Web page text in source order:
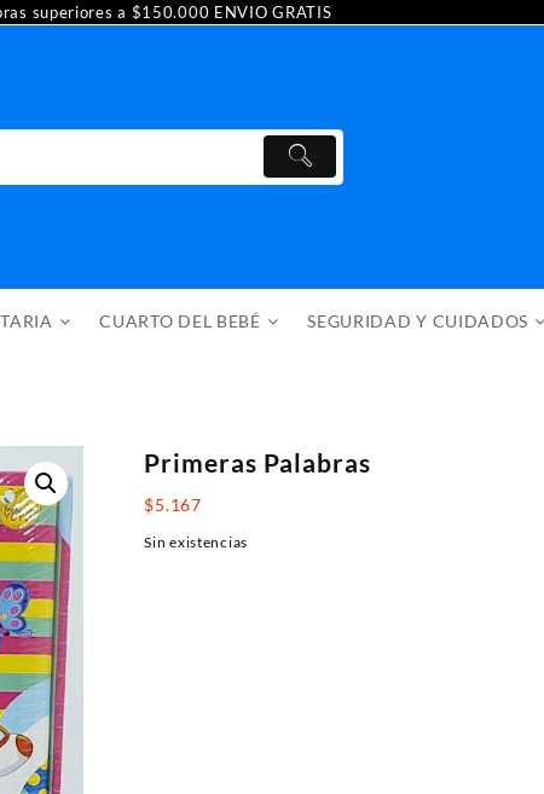
superiores a $150.000 ENVIO GRATIS
CUARTO DEL BEBÉ SEGURIDAD Y CUIDADOS
Primeras Palabras
$5.167
Sin existencias